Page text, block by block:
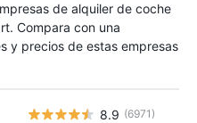
de alquiler de coche
Compara con una
y precios de estas empresas
8.9 (6971)